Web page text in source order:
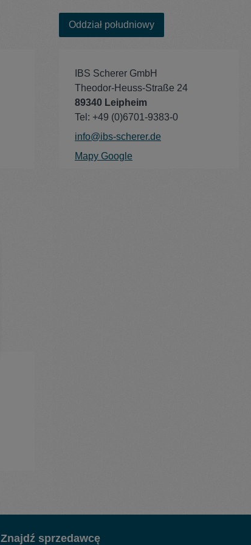
Oddział południowy
IBS Scherer GmbH
Theodor-Heuss-Straße 24
89340 Leipheim
Tel: +49 (0)6701-9383-0
info@ibs-scherer.de
Mapy Google
Znajdź sprzedawcę